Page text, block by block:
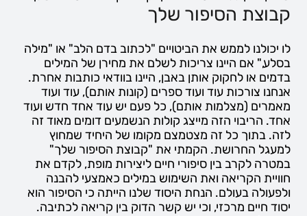
קבוצת הסיפור שלך
לו יכולנו לממש את הביטויים "לכתוב בדם הלב" או "מילה
בסלע," אם היינו צריכות לשלם את מחירן של המילים
בדמים או לחקוק אותן באבן, היינו בוודאי כותבות אחרת.
אנחנו צורכות עוד ועוד ספרים (קונות אותם), עוד ועוד
מאמרים (מצלמות אותם), כל פעם יש עוד אחד חדש ועוד
אחד. הריבוי הזה מייצג קולות הנשמעים דומים מאוד זה
לזה. בתוך כל זה מצטמצם מקומו של היחיד שמחוץ
למעגל החרושת. הקמתי את "קבוצת הסיפור שלך"
במטרה לקרב בין סיפורי חיים ליצירות מופת, לקדם את
חוויית הקריאה ואת השימוש במילים כאמצעי להבנה
ולפעולה בעולם. הנחת היסוד שלנו הייתה כי הסיפור הוא
יסוד חיים מרכזי, וכי יש קשר הדוק בין קריאה לכתיבה.